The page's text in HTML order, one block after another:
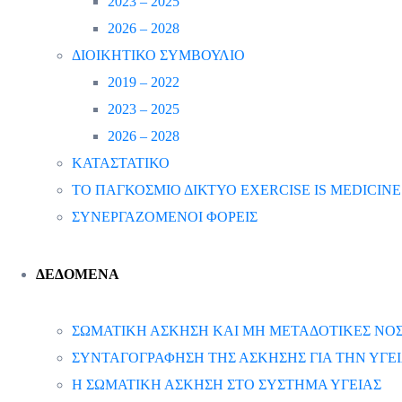
2026 – 2028
ΔΙΟΙΚΗΤΙΚΟ ΣΥΜΒΟΥΛΙΟ
2019 – 2022
2023 – 2025
2026 – 2028
ΚΑΤΑΣΤΑΤΙΚΟ
ΤΟ ΠΑΓΚΟΣΜΙΟ ΔΙΚΤΥΟ EXERCISE IS MEDICINE
ΣΥΝΕΡΓΑΖΟΜΕΝΟΙ ΦΟΡΕΙΣ
ΔΕΔΟΜΕΝΑ
ΣΩΜΑΤΙΚΗ ΑΣΚΗΣΗ ΚΑΙ ΜΗ ΜΕΤΑΔΟΤΙΚΕΣ
ΣΥΝΤΑΓΟΓΡΑΦΗΣΗ ΤΗΣ ΑΣΚΗΣΗΣ ΓΙΑ ΤΗΝ
Η ΣΩΜΑΤΙΚΗ ΑΣΚΗΣΗ ΣΤΟ ΣΥΣΤΗΜΑ ΥΓΕΙΑΣ